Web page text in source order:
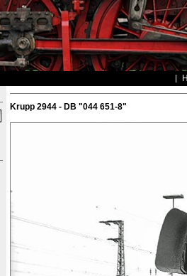
Krupp 2944 - DB "044 651-8"